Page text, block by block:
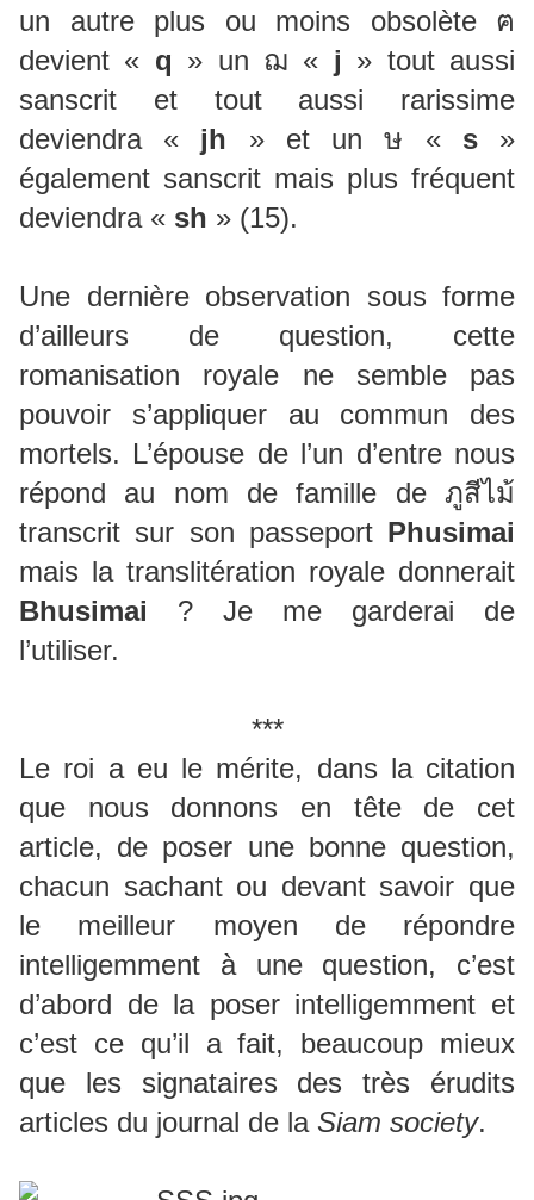
un autre plus ou moins obsolète ฅ
devient « q » un ฌ « j » tout aussi
sanscrit et tout aussi rarissime
deviendra « jh » et un ษ «s»
également sanscrit mais plus fréquent
deviendra « sh » (15).
Une dernière observation sous forme
d’ailleurs de question, cette
romanisation royale ne semble pas
pouvoir s’appliquer au commun des
mortels. L’épouse de l’un d’entre nous
répond au nom de famille de ภูสีไม้
transcrit sur son passeport Phusimai
mais la translitération royale donnerait
Bhusimai ? Je me garderai de
l’utiliser.
***
Le roi a eu le mérite, dans la citation
que nous donnons en tête de cet
article, de poser une bonne question,
chacun sachant ou devant savoir que
le meilleur moyen de répondre
intelligemment à une question, c’est
d’abord de la poser intelligemment et
c’est ce qu’il a fait, beaucoup mieux
que les signataires des très érudits
articles du journal de la Siam society.